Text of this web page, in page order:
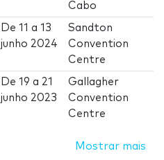
Cabo
De11 a13
junho 2024
Sandton
Convention
Centre
De19 a 21
junho 2023
Gallagher
Convention
Centre
Mostrar mais